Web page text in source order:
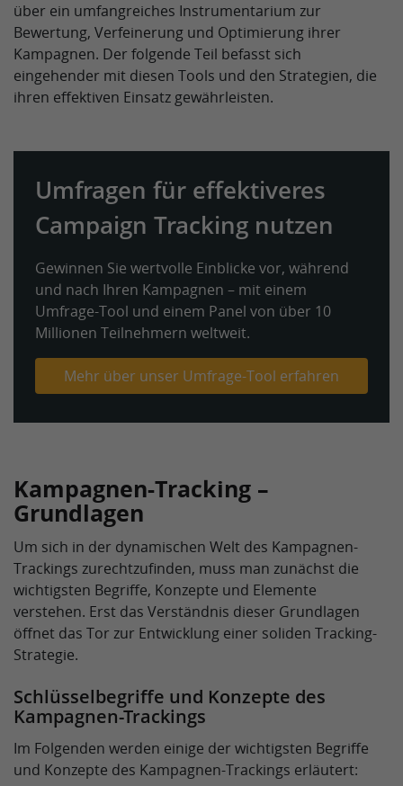
über ein umfangreiches Instrumentarium zur
Bewertung, Verfeinerung und Optimierung ihrer
Kampagnen. Der folgende Teil befasst sich
eingehender mit diesen Tools und den Strategien, die
ihren effektiven Einsatz gewährleisten.
Umfragen für effektiveres
Campaign Tracking nutzen
Gewinnen Sie wertvolle Einblicke vor, während
und nach Ihren Kampagnen – mit einem
Umfrage-Tool und einem Panel von über 10
Millionen Teilnehmern weltweit.
Mehr über unser Umfrage-Tool erfahren
Kampagnen-Tracking –
Grundlagen
Um sich in der dynamischen Welt des Kampagnen-
Trackings zurechtzufinden, muss man zunächst die
wichtigsten Begriffe, Konzepte und Elemente
verstehen. Erst das Verständnis dieser Grundlagen
öffnet das Tor zur Entwicklung einer soliden Tracking-
Strategie.
Schlüsselbegriffe und Konzepte des
Kampagnen-Trackings
Im Folgenden werden einige der wichtigsten Begriffe
und Konzepte des Kampagnen-Trackings erläutert: